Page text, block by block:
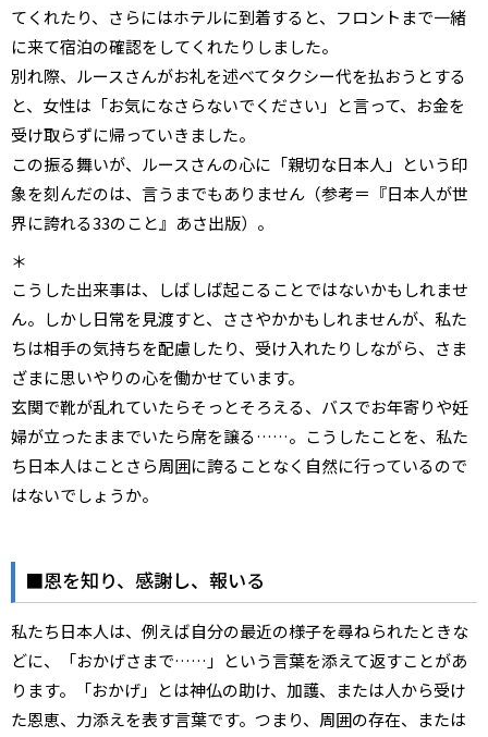
てくれたり、さらにはホテルに到着すると、フロントまで一緒
に来て宿泊の確認をしてくれたりしました。
別れ際、ルースさんがお礼を述べてタクシー代を払おうとする
と、女性は「お気になさらないでください」と言って、お金を
受け取らずに帰っていきました。
この振る舞いが、ルースさんの心に「親切な日本人」という印
象を刻んだのは、言うまでもありません（参考＝『日本人が世
界に誇れる33のこと』あさ出版）。
＊
こうした出来事は、しばしば起こることではないかもしれませ
ん。しかし日常を見渡すと、ささやかかもしれませんが、私た
ちは相手の気持ちを配慮したり、受け入れたりしながら、さま
ざまに思いやりの心を働かせています。
玄関で靴が乱れていたらそっとそろえる、バスでお年寄りや妊
婦が立ったままでいたら席を譲る……。こうしたことを、私た
ち日本人はことさら周囲に誇ることなく自然に行っているので
はないでしょうか。
■恩を知り、感謝し、報いる
私たち日本人は、例えば自分の最近の様子を尋ねられたときな
どに、「おかげさまで……」という言葉を添えて返すことがあ
ります。「おかげ」とは神仏の助け、加護、または人から受け
た恩恵、力添えを表す言葉です。つまり、周囲の存在、または